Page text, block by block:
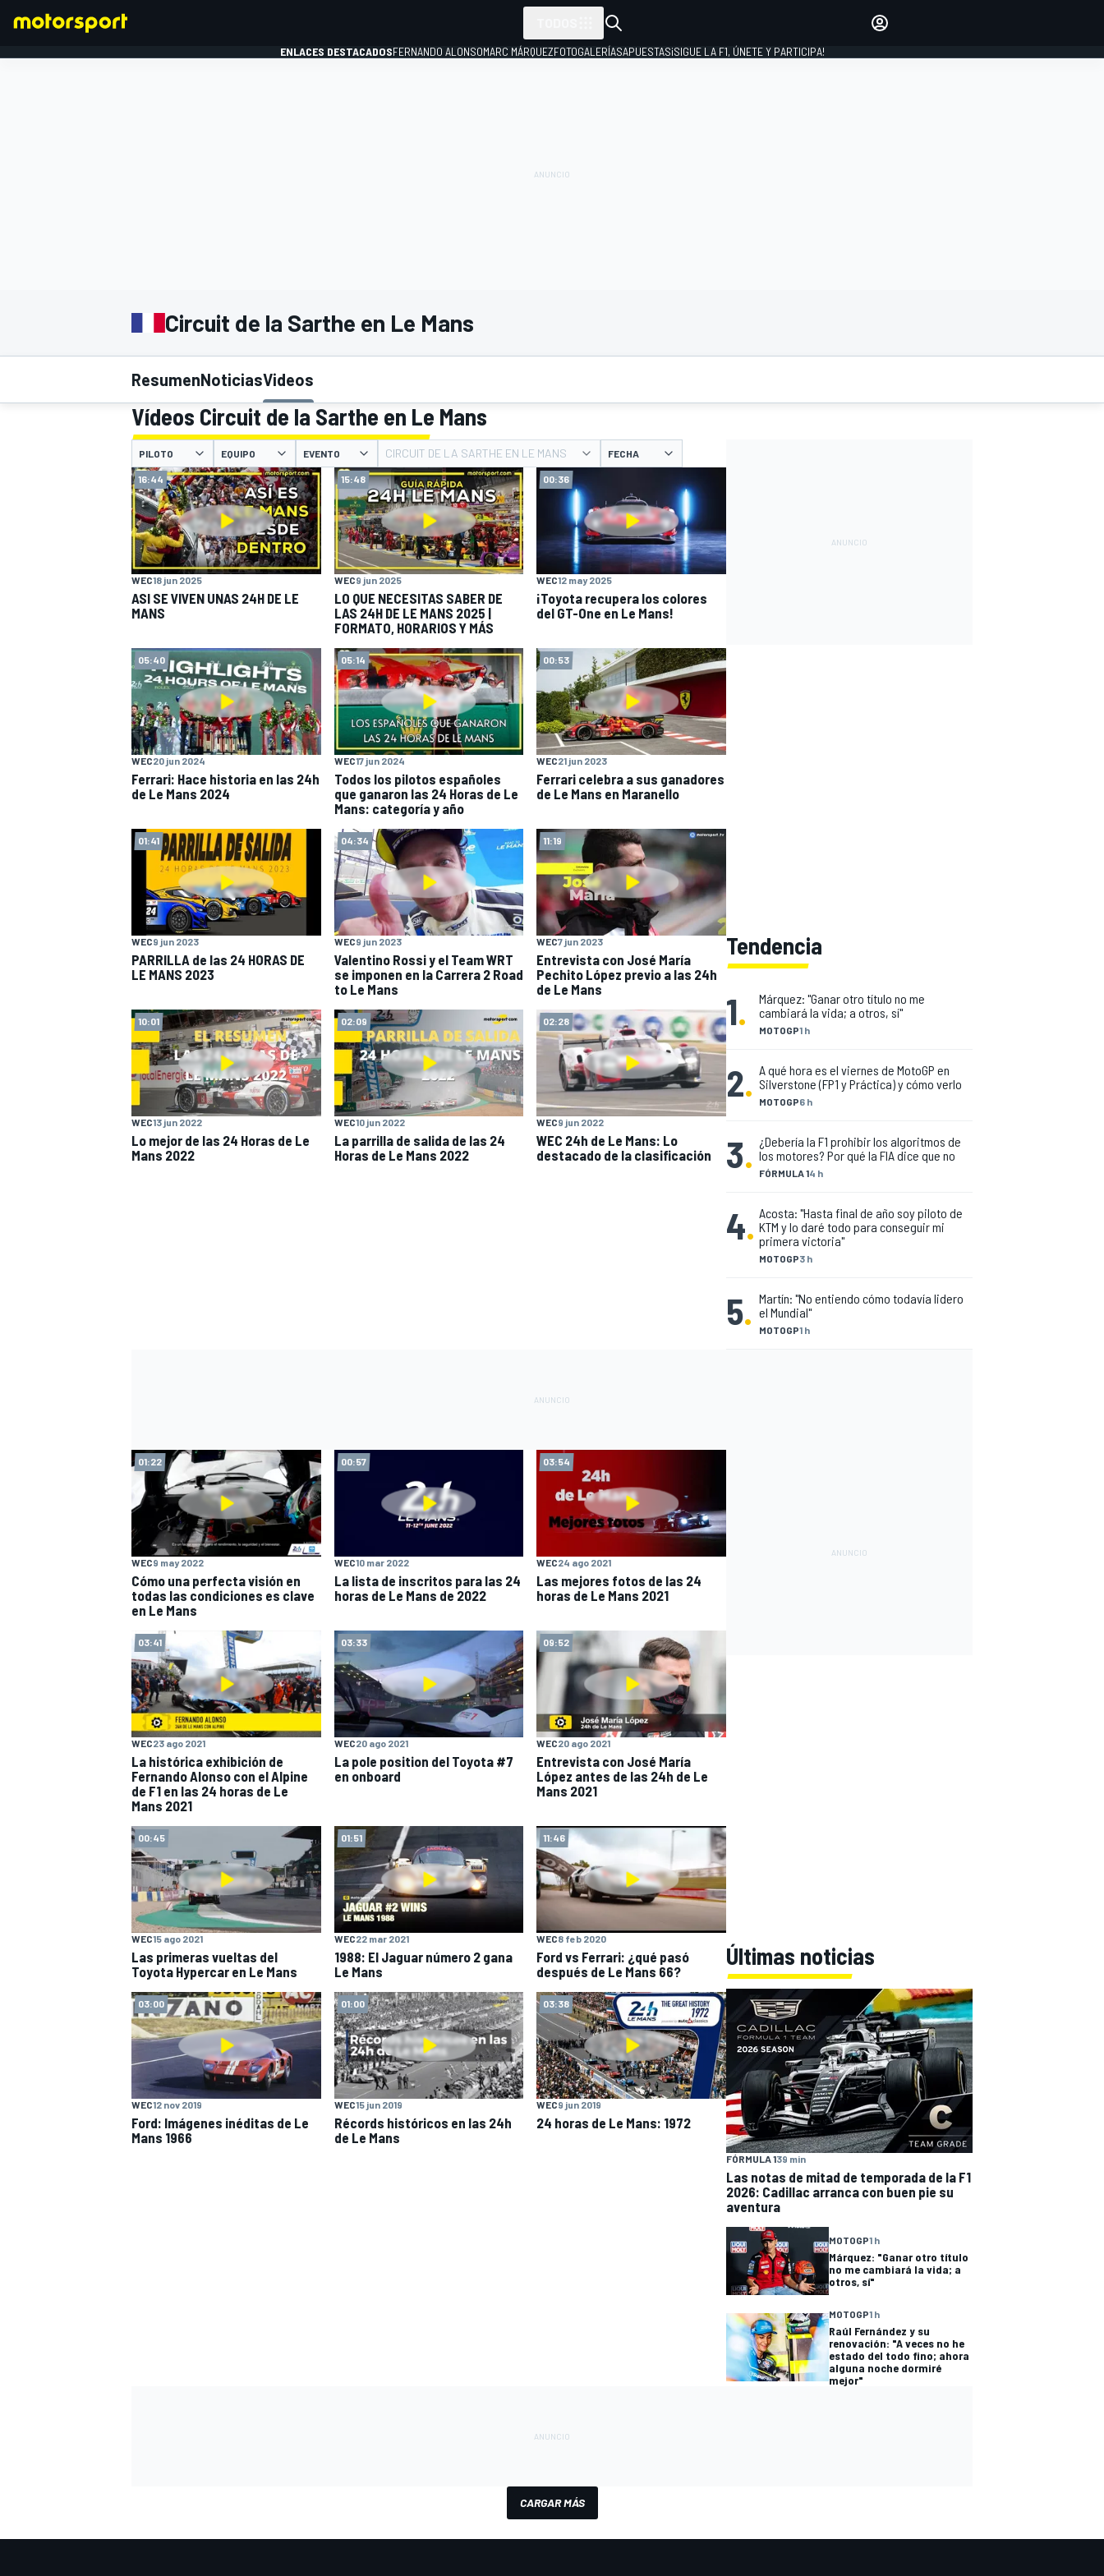
INDYCAR WRC
WEC FÓRMULA E
MÁS CATEGORÍAS
ENLACES DESTACADOSFERNANDO ALONSOMARC MÁRQUEZFOTOGALERÍASAPUESTAS¡SIGUE LA F1, ÚNETE Y PARTICIPA!
Circuit de la Sarthe en Le Mans
ResumenNoticiasVideos
Vídeos Circuit de la Sarthe en Le Mans
PILOTO EQUIPO EVENTO CIRCUIT DE LA SARTHE EN LE MANS FECHA
16:44
WEC18 jun 2025
ASI SE VIVEN UNAS 24H DE LE
MANS
15:48
WEC9 jun 2025
LO QUE NECESITAS SABER DE
LAS 24H DE LE MANS 2025 |
FORMATO, HORARIOS Y MÁS
00:36
WEC12 may 2025
¡Toyota recupera los colores
del GT-One en Le Mans!
05:40
WEC20 jun 2024
Ferrari: Hace historia en las 24h
de Le Mans 2024
05:14
WEC17 jun 2024
Todos los pilotos españoles
que ganaron las 24 Horas de Le
Mans: categoría y año
00:53
WEC21 jun 2023
Ferrari celebra a sus ganadores
de Le Mans en Maranello
01:41
WEC9 jun 2023
PARRILLA de las 24 HORAS DE
LE MANS 2023
04:34
WEC9 jun 2023
Valentino Rossi y el Team WRT
se imponen en la Carrera 2 Road
to Le Mans
11:19
WEC7 jun 2023
Entrevista con José María
Pechito López previo a las 24h
de Le Mans
10:01
WEC13 jun 2022
Lo mejor de las 24 Horas de Le
Mans 2022
02:09
WEC10 jun 2022
La parrilla de salida de las 24
Horas de Le Mans 2022
02:28
WEC9 jun 2022
WEC 24h de Le Mans: Lo
destacado de la clasificación
Tendencia
1. MOTOGP1 h
Márquez: "Ganar otro título no me
cambiará la vida; a otros, sí"
2. MOTOGP6 h
A qué hora es el viernes de MotoGP en
Silverstone (FP1 y Práctica) y cómo verlo
3. FÓRMULA 14 h
¿Debería la F1 prohibir los algoritmos de
los motores? Por qué la FIA dice que no
4.
MOTOGP3 h
Acosta: "Hasta final de año soy piloto de
KTM y lo daré todo para conseguir mi
primera victoria"
5. MOTOGP1 h
Martín: "No entiendo cómo todavía lidero
el Mundial"
01:22
WEC9 may 2022
Cómo una perfecta visión en
todas las condiciones es clave
en Le Mans
00:57
WEC10 mar 2022
La lista de inscritos para las 24
horas de Le Mans de 2022
03:54
WEC24 ago 2021
Las mejores fotos de las 24
horas de Le Mans 2021
03:41
WEC23 ago 2021
La histórica exhibición de
Fernando Alonso con el Alpine
de F1 en las 24 horas de Le
Mans 2021
03:33
WEC20 ago 2021
La pole position del Toyota #7
en onboard
09:52
WEC20 ago 2021
Entrevista con José María
López antes de las 24h de Le
Mans 2021
00:45
WEC15 ago 2021
Las primeras vueltas del
Toyota Hypercar en Le Mans
01:51
WEC22 mar 2021
1988: El Jaguar número 2 gana
Le Mans
11:46
WEC8 feb 2020
Ford vs Ferrari: ¿qué pasó
después de Le Mans 66?
03:00
WEC12 nov 2019
Ford: Imágenes inéditas de Le
Mans 1966
01:00
WEC15 jun 2019
Récords históricos en las 24h
de Le Mans
03:38
WEC9 jun 2019
24 horas de Le Mans: 1972
Últimas noticias
FÓRMULA 139 min
Las notas de mitad de temporada de la F1
2026: Cadillac arranca con buen pie su
aventura
MOTOGP1 h
Márquez: "Ganar otro título
no me cambiará la vida; a
otros, sí"
MOTOGP1 h
Raúl Fernández y su
renovación: "A veces no he
estado del todo fino; ahora
alguna noche dormiré
mejor"
CARGAR MÁS